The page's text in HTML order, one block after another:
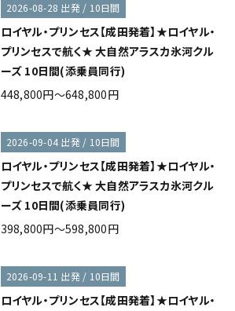
2026-08-28 出発 / 10日間
ロイヤル・プリンセス【成田発着】★ロイヤル・
プリンセスで航く★ 大自然アラスカ氷河クル
ーズ 10日間(添乗員同行)
448,800円～648,800円
2026-09-04 出発 / 10日間
ロイヤル・プリンセス【成田発着】★ロイヤル・
プリンセスで航く★ 大自然アラスカ氷河クル
ーズ 10日間(添乗員同行)
398,800円～598,800円
2026-09-11 出発 / 10日間
ロイヤル・プリンセス【成田発着】★ロイヤル・